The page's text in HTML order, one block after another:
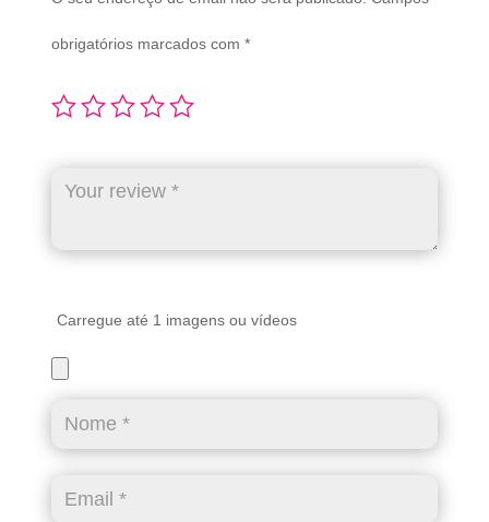
obrigatórios marcados com *
Carregue até 1 imagens ou vídeos